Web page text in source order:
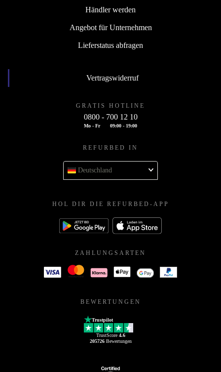
Händler werden
Angebot für Unternehmen
Lieferstatus abfragen
Vertragswiderruf
GRATIS HOTLINE
0800 - 700 12 10
Mo - Fr 09:00 - 19:00
REFURBED IN
Deutschland
HOL DIR DIE REFURBED-APP
ZAHLUNGSARTEN
BEWERTUNGEN
Trustpilot
TrustScore 4.6
205726Bewertungen